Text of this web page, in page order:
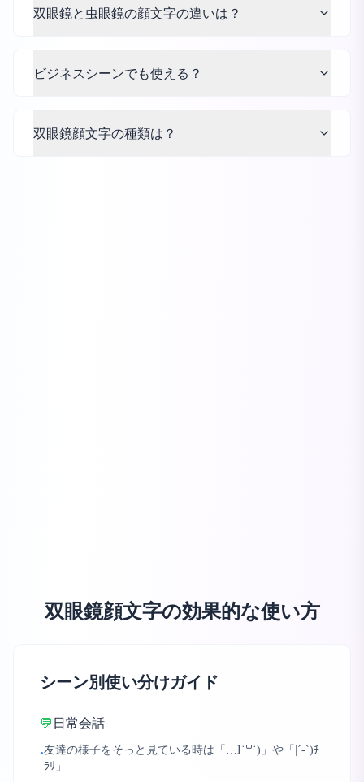
双眼鏡と虫眼鏡の顔文字の違いは？
ビジネスシーンでも使える？
双眼鏡顔文字の種類は？
双眼鏡顔文字の効果的な使い方
シーン別使い分けガイド
💬 日常会話
•友達の様子をそっと見ている時は「…I˙꒳​˙)」や「|´-`)ﾁ
ﾗﾘ」